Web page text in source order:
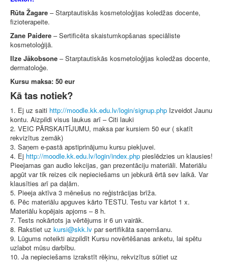
Rūta Žagare – Starptautiskās kosmetoloģijas koledžas docente,
fizioterapeite.
Zane Paidere – Sertificēta skaistumkopšanas speciāliste
kosmetoloģijā.
Ilze Jākobsone – Starptautiskās kosmetoloģijas koledžas docente,
dermatoloģe.
Kursu maksa: 50 eur
Kā tas notiek?
1. Ej uz saiti http://moodle.kk.edu.lv/login/signup.php Izveidot Jaunu
kontu. Aizpildi visus laukus arī – Citi lauki
2. VEIC PĀRSKAITĪJUMU, maksa par kursiem 50 eur ( skatīt
rekvizītus zemāk)
3. Saņem e-pastā apstiprinājumu kursu piekļuvei.
4. Ej http://moodle.kk.edu.lv/login/index.php pieslēdzies un klausies!
Pieejamas gan audio lekcijas, gan prezentāciju materiāli. Materiālu
apgūt var tik reizes cik nepieciešams un jebkurā ērtā sev laikā. Var
klausīties arī pa daļām.
5. Pieeja aktīva 3 mēnešus no reģistrācijas brīža.
6. Pēc materiālu apguves kārto TESTU. Testu var kārtot 1 x.
Materiālu kopējais apjoms – 8 h.
7. Tests nokārtots ja vērtējums ir 6 un vairāk.
8. Rakstiet uz
par sertifikāta saņemšanu.
9. Lūgums noteikti aizpildīt Kursu novērtēšanas anketu, lai spētu
uzlabot mūsu darbību.
10. Ja nepieciešams izrakstīt rēķinu, rekvizītus sūtiet uz